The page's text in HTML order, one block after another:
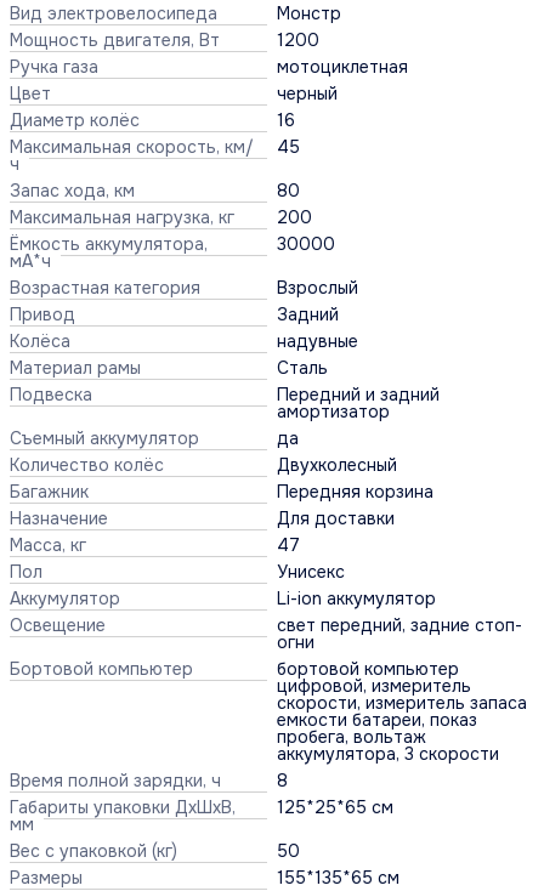
Вид электровелосипеда
Монстр
Мощность двигателя, Вт
1200
Ручка газа
мотоциклетная
Цвет
черный
Диаметр колёс
16
Максимальная скорость, км/
ч
45
Запас хода, км
80
Максимальная нагрузка, кг
200
Ёмкость аккумулятора,
мА*ч
30000
Возрастная категория
Взрослый
Привод
Задний
Колёса
надувные
Материал рамы
Сталь
Подвеска
Передний и задний
амортизатор
Съемный аккумулятор
да
Количество колёс
Двухколесный
Багажник
Передняя корзина
Назначение
Для доставки
Масса, кг
47
Пол
Унисекс
Аккумулятор
Li-ion аккумулятор
Освещение
свет передний, задние стоп-
огни
Бортовой компьютер
бортовой компьютер
цифровой, измеритель
скорости, измеритель запаса
емкости батареи, показ
пробега, вольтаж
аккумулятора, 3 скорости
Время полной зарядки, ч
8
Габариты упаковки ДхШхВ,
мм
125*25*65 см
Вес с упаковкой (кг)
50
Размеры
155*135*65 см